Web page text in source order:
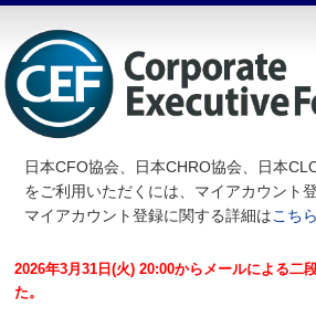
日本CFO協会、日本CHRO協会、日本
をご利用いただくには、マイアカウント
マイアカウント登録に関する詳細はこちら
2026年3月31日(火) 20:00からメールによる二
た。